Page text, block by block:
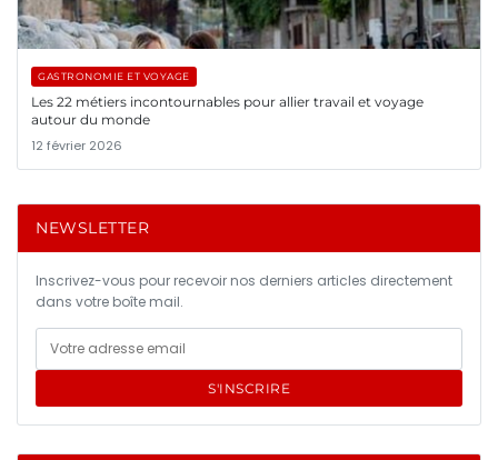
GASTRONOMIE ET VOYAGE
Les 22 métiers incontournables pour allier travail et voyage
autour du monde
12 février 2026
NEWSLETTER
Inscrivez-vous pour recevoir nos derniers articles directement
dans votre boîte mail.
S'INSCRIRE